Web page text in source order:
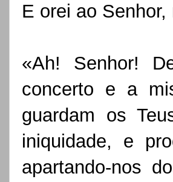
E orei ao
«Ah! Senhor!
concerto e a
guardam os
iniquidade, e
apartando-nos